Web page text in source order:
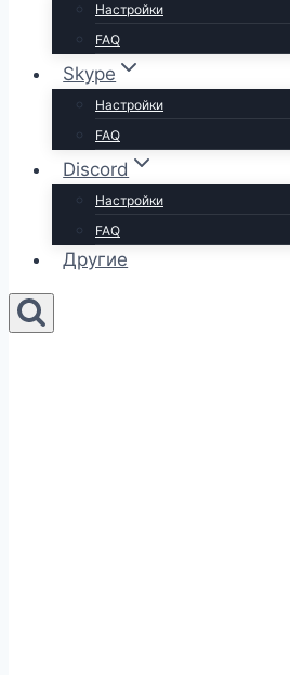
Настройки
FAQ
Skype
Настройки
FAQ
Discord
Настройки
FAQ
Другие